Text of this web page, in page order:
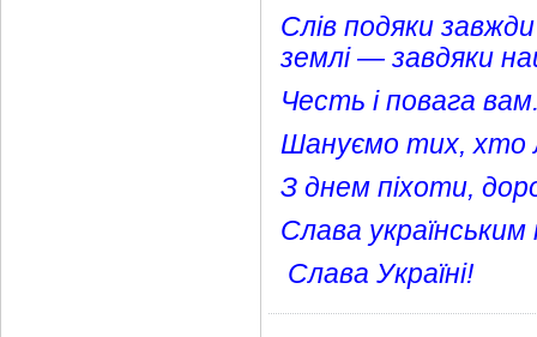
Слів подяки
землі — завдяки
Честь і повага
Шануємо тих, хто
З днем піхоти,
Слава
Слава Україні!